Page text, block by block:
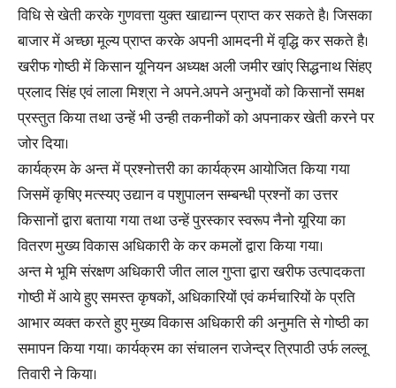
विधि से खेती करके गुणवत्ता युक्त खाद्यान्न प्राप्त कर सकते है। जिसका
बाजार में अच्छा मूल्य प्राप्त करके अपनी आमदनी में वृद्धि कर सकते है।
खरीफ गोष्ठी में किसान यूनियन अध्यक्ष अली जमीर खांए सिद्धनाथ सिंहए
प्रलाद सिंह एवं लाला मिश्रा ने अपने.अपने अनुभवों को किसानों समक्ष
प्रस्तुत किया तथा उन्हें भी उन्ही तकनीकों को अपनाकर खेती करने पर
जोर दिया।
कार्यक्रम के अन्त में प्रश्नोत्तरी का कार्यक्रम आयोजित किया गया
जिसमें कृषिए मत्स्यए उद्यान व पशुपालन सम्बन्धी प्रश्नों का उत्तर
किसानों द्वारा बताया गया तथा उन्हें पुरस्कार स्वरूप नैनो यूरिया का
वितरण मुख्य विकास अधिकारी के कर कमलों द्वारा किया गया।
अन्त मे भूमि संरक्षण अधिकारी जीत लाल गुप्ता द्वारा खरीफ उत्पादकता
गोष्ठी में आये हुए समस्त कृषकों, अधिकारियों एवं कर्मचारियों के प्रति
आभार व्यक्त करते हुए मुख्य विकास अधिकारी की अनुमति से गोष्ठी का
समापन किया गया। कार्यक्रम का संचालन राजेन्द्र त्रिपाठी उर्फ लल्लू
तिवारी ने किया।